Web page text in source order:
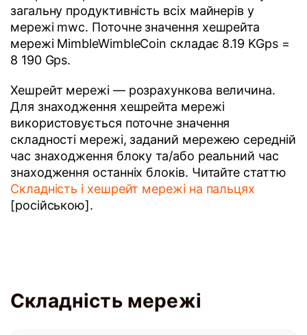
загальну продуктивність всіх майнерів у
мережі mwc. Поточне значення хешрейта
мережі MimbleWimbleCoin складає 8.19 KGps =
8 190 Gps.
Хешрейт мережі — розрахункова величина.
Для знаходження хешрейта мережі
використовується поточне значення
складності мережі, заданий мережею середній
час знаходження блоку та/або реальний час
знаходження останніх блоків. Читайте статтю
Складність і хешрейт мережі на пальцях
[російською].
Складність мережі